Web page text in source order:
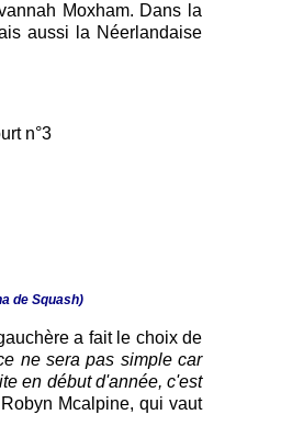
Moxham. Dans la
aussi la Néerlandaise
n°3
de Squash)
a fait le choix de
ne sera pas simple car
en début d'année, c'est
Mcalpine, qui vaut